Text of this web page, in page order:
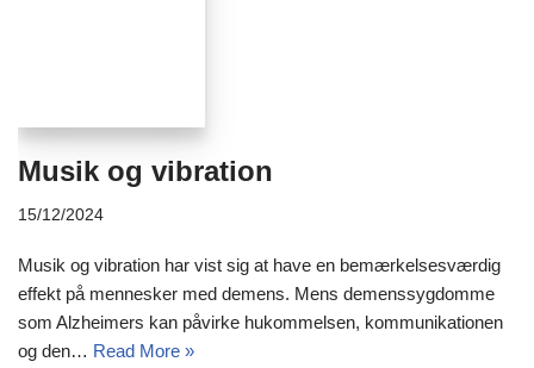
Musik og vibration
15/12/2024
Musik og vibration har vist sig at have en bemærkelsesværdig
effekt på mennesker med demens. Mens demenssygdomme
som Alzheimers kan påvirke hukommelsen, kommunikationen
og den… Read More »